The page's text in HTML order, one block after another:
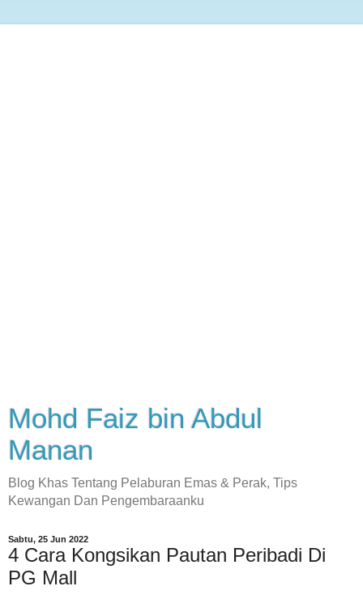
Mohd Faiz bin Abdul
Manan
Blog Khas Tentang Pelaburan Emas & Perak, Tips
Kewangan Dan Pengembaraanku
Sabtu, 25 Jun 2022
4 Cara Kongsikan Pautan Peribadi Di
PG Mall